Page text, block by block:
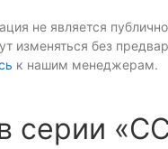
не является
изменяться без
к нашим менеджерам.
серии